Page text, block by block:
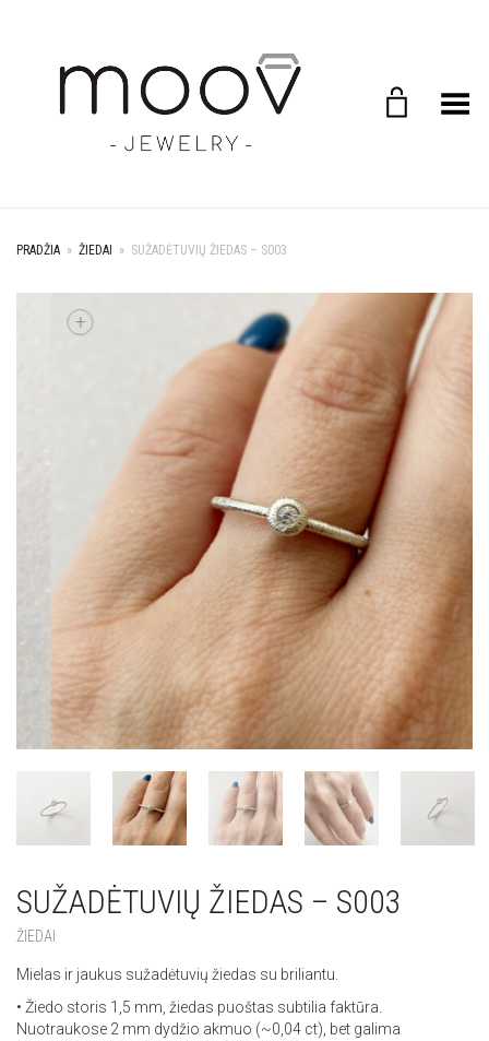
Toggle Menu
PRADŽIA » ŽIEDAI » SUŽADĖTUVIŲ ŽIEDAS – S003
SUŽADĖTUVIŲ ŽIEDAS – S003
ŽIEDAI
Mielas ir jaukus sužadėtuvių žiedas su briliantu.
• Žiedo storis 1,5 mm, žiedas puoštas subtilia faktūra.
Nuotraukose 2 mm dydžio akmuo (~0,04 ct), bet galima